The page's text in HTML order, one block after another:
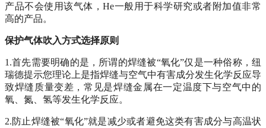
产品不会使用该气体，He一般用于科学研究或者附加值非常
高的产品。
保护气体吹入方式选择原则
1.首先需要明确的是，所谓的焊缝被“氧化”仅是一种俗称， 纽
瑞德提示您理论上是指焊缝与空气中有害成分发生化学反应导
致焊缝质量变差，常见是焊缝金属在一定温度下与空气中的
氧、氮、氢等发生化学反应。
2.防止焊缝被“氧化”就是减少或者避免这类有害成分与高温状